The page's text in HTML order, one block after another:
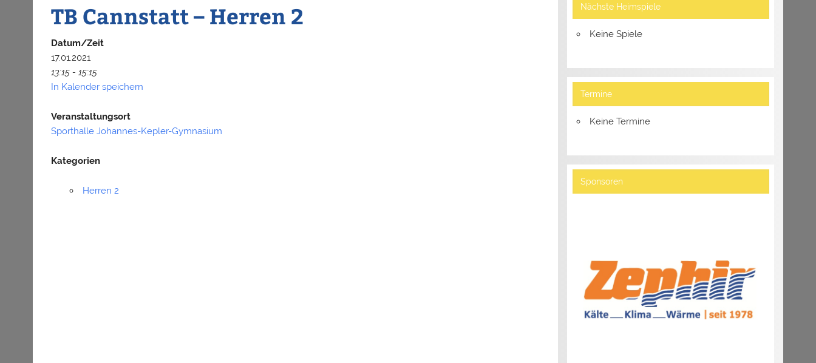
TB Cannstatt – Herren 2
Datum/Zeit
17.01.2021
13:15 - 15:15
In Kalender speichern
Veranstaltungsort
Sporthalle Johannes-Kepler-Gymnasium
Kategorien
Herren 2
Nächste Heimspiele
Keine Spiele
Termine
Keine Termine
Sponsoren